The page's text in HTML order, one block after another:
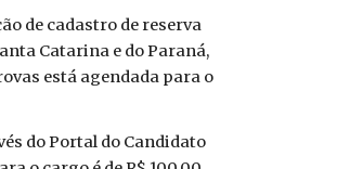
de cadastro de reserva
Catarina e do Paraná,
está agendada para o
do Portal do Candidato